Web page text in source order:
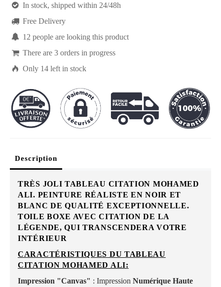
 In stock, shipped within 24/48h
 Free Delivery
 12 people are looking this product
 There are3 orders in progress
 Only 14 left in stock
Description
TRÈS JOLI TABLEAU CITATION MOHAMED
ALI. PEINTURE RÉALISTE EN NOIR ET
BLANC DE QUALITÉ EXCEPTIONNELLE.
TOILE BOXE AVEC CITATION DE LA
LÉGENDE, QUI TRANSCENDERA VOTRE
INTÉRIEUR
CARACTÉRISTIQUES DU TABLEAU
CITATION MOHAMED ALI:
Impression "Canvas" : Impression Numérique Haute